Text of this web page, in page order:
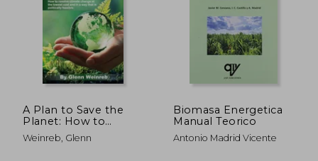
A Plan to Save the
Planet: How to
resolve climate
change at the lowest
Weinreb, Glenn
Biomasa Energetica
Manual Teorico
Antonio Madrid Vicente